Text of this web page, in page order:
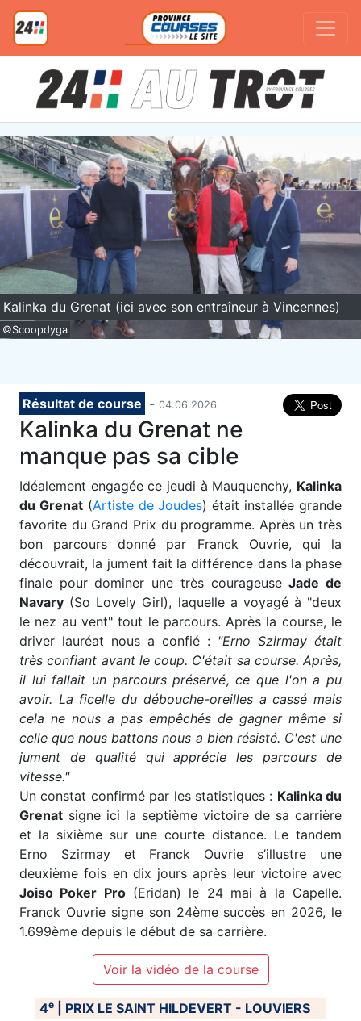
©Scoopdyga
Kalinka du Grenat (ici avec son entraîneur à Vincennes)
Résultat de course - 04.06.2026
Kalinka du Grenat ne
manque pas sa cible
Idéalement engagée ce jeudi à Mauquenchy, Kalinka
du Grenat(Artiste de Joudes) était installée grande
favorite du Grand Prix du programme. Après un très
bon parcours donné par Franck Ouvrie, qui la
découvrait, la jument fait la différence dans la phase
finale pour dominer une très courageuseJade de
Navary (So Lovely Girl), laquelle a voyagé à "deux
le nez au vent" tout le parcours. Après la course, le
driver lauréat nous a confié : "Erno Szirmay était
très confiant avant le coup. C'était sa course. Après,
il lui fallait un parcours préservé, ce que l'on a pu
avoir. La ficelle du débouche-oreilles a cassé mais
cela ne nous a pas empêchés de gagner même si
celle que nous battons nous a bien résisté. C'est une
jument de qualité qui apprécie les parcours de
vitesse."
Un constat confirmé par les statistiques : Kalinka du
Grenat signe ici la septième victoire de sa carrière
et la sixième sur une courte distance. Le tandem
Erno Szirmay et Franck Ouvrie s’illustre une
deuxième fois en dix jours après leur victoire avec
Joiso Poker Pro(Eridan) le 24 mai à la Capelle.
Franck Ouvrie signe son 24ème succès en 2026, le
1.699ème depuis le début de sa carrière.
Voir la vidéo de la course
4e
| PRIX LE SAINT HILDEVERT - LOUVIERS